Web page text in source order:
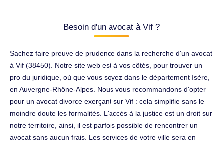
Besoin d'un avocat à Vif ?
Sachez faire preuve de prudence dans la recherche d'un avocat
à Vif (38450). Notre site web est à vos côtés, pour trouver un
pro du juridique, où que vous soyez dans le département Isère,
en Auvergne-Rhône-Alpes. Nous vous recommandons d'opter
pour un avocat divorce exerçant sur Vif : cela simplifie sans le
moindre doute les formalités. L'accès à la justice est un droit sur
notre territoire, ainsi, il est parfois possible de rencontrer un
avocat sans aucun frais. Les services de votre ville sera en